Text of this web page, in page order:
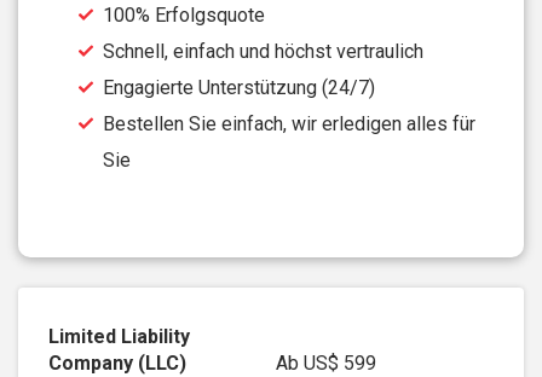
100% Erfolgsquote
Schnell, einfach und höchst vertraulich
Engagierte Unterstützung (24/7)
Bestellen Sie einfach, wir erledigen alles für
Sie
Ab US$ 599